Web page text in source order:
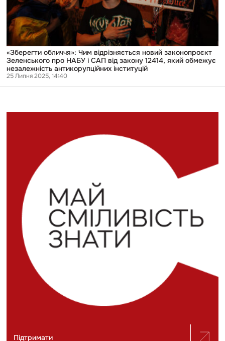
НАБУ
САП
від
закону
12414,
який
обмежує
незалежність
антикорупційних
інституцій
«Зберегти обличчя»: Чим відрізняється новий законопроєкт
Зеленського про НАБУ і САП від закону 12414, який обмежує
незалежність антикорупційних інституцій
25 Липня 2025, 14:40
Підтримати